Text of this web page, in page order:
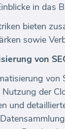
in das
bieten
sowie
von
von
Nutzung der
und